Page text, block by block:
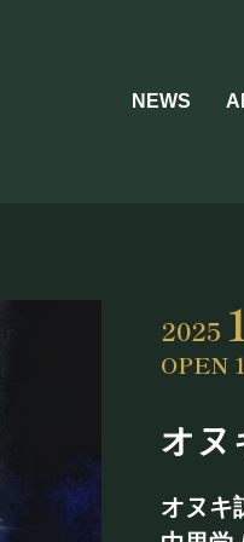
NEWS
2025
OPEN
オヌ
オヌキ